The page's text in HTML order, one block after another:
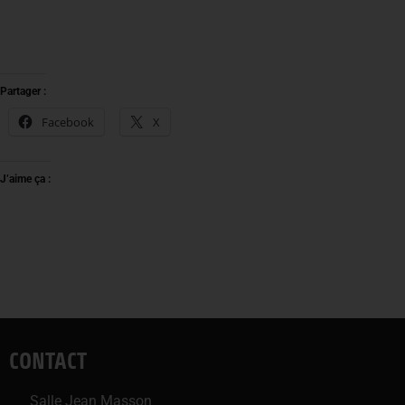
Partager :
Facebook X
J’aime ça :
CONTACT
Salle Jean Masson